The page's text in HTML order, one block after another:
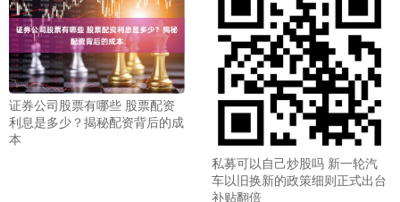
证券公司股票有哪些 股票配资
利息是多少？揭秘配资背后的成
本
私募可以自己炒股吗 新一轮汽
车以旧换新的政策细则正式出台
补贴翻倍